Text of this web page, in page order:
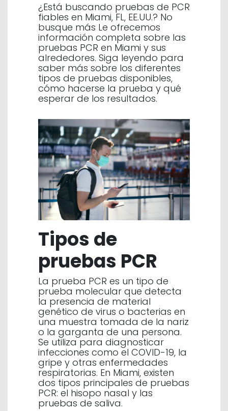
¿Está buscando pruebas de PCR
fiables en Miami, FL, EE.UU.? No
busque más Le ofrecemos
información completa sobre las
pruebas PCR en Miami y sus
alrededores. Siga leyendo para
saber más sobre los diferentes
tipos de pruebas disponibles,
cómo hacerse la prueba y qué
esperar de los resultados.
Tipos de
pruebas PCR
La prueba PCR es un tipo de
prueba molecular que detecta
la presencia de material
genético de virus o bacterias en
una muestra tomada de la nariz
o la garganta de una persona.
Se utiliza para diagnosticar
infecciones como el COVID-19, la
gripe y otras enfermedades
respiratorias. En Miami, existen
dos tipos principales de pruebas
PCR: el hisopo nasal y las
pruebas de saliva.